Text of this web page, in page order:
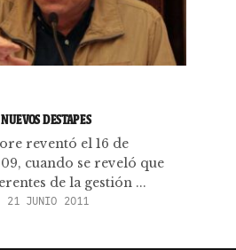
DESTAPES
reventó el 16 de
cuando se reveló que
de la gestión ...
21 JUNIO 2011